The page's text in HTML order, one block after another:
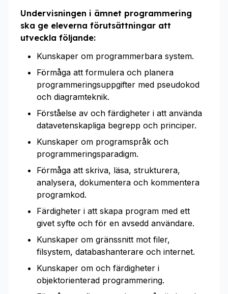
Undervisningen i ämnet programmering
ska ge eleverna förutsättningar att
utveckla följande:
Kunskaper om programmerbara system.
Förmåga att formulera och planera
programmeringsuppgifter med pseudokod
och diagramteknik.
Förståelse av och färdigheter i att använda
datavetenskapliga begrepp och principer.
Kunskaper om programspråk och
programmeringsparadigm.
Förmåga att skriva, läsa, strukturera,
analysera, dokumentera och kommentera
programkod.
Färdigheter i att skapa program med ett
givet syfte och för en avsedd användare.
Kunskaper om gränssnitt mot filer,
filsystem, databashanterare och internet.
Kunskaper om och färdigheter i
objektorienterad programmering.